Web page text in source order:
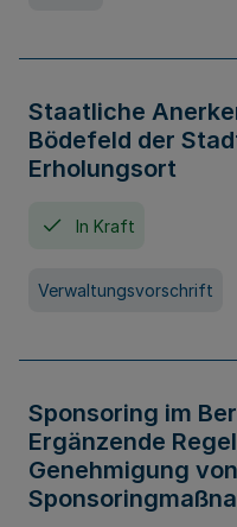
Staatliche
Bödefeld der
Erholungsort
In Kraft
Verwaltungsvorschrift
Sponsoring im
Ergänzende
Genehmigung von